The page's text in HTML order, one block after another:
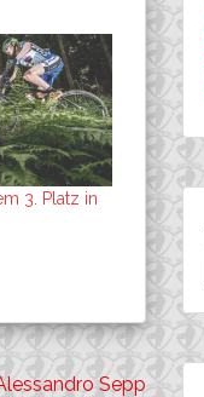
3. Platz in
Sepp